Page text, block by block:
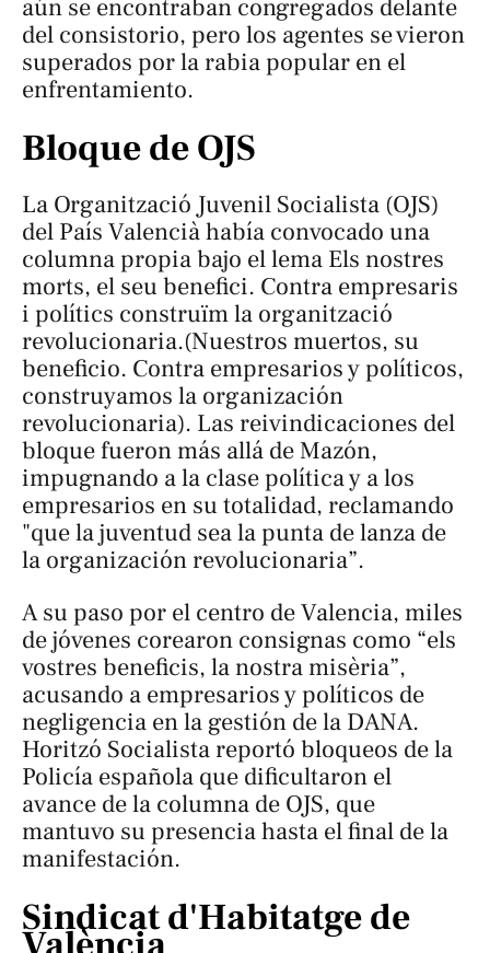
aún se encontraban congregados delante
del consistorio, pero los agentes se vieron
superados por la rabia popular en el
enfrentamiento.
Bloque de OJS
La Organització Juvenil Socialista (OJS)
del País Valencià había convocado una
columna propia bajo el lema Els nostres
morts, el seu benefici. Contra empresaris
i polítics construïm la organització
revolucionaria.(Nuestros muertos, su
beneficio. Contra empresarios y políticos,
construyamos la organización
revolucionaria). Las reivindicaciones del
bloque fueron más allá de Mazón,
impugnando a la clase política y a los
empresarios en su totalidad, reclamando
"que la juventud sea la punta de lanza de
la organización revolucionaria”.
A su paso por el centro de Valencia, miles
de jóvenes corearon consignas como “els
vostres beneficis, la nostra misèria”,
acusando a empresarios y políticos de
negligencia en la gestión de la DANA.
Horitzó Socialistareportó bloqueos de la
Policía española que dificultaron el
avance de la columna de OJS, que
mantuvo su presencia hasta el final de la
manifestación.
Sindicat d'Habitatge de